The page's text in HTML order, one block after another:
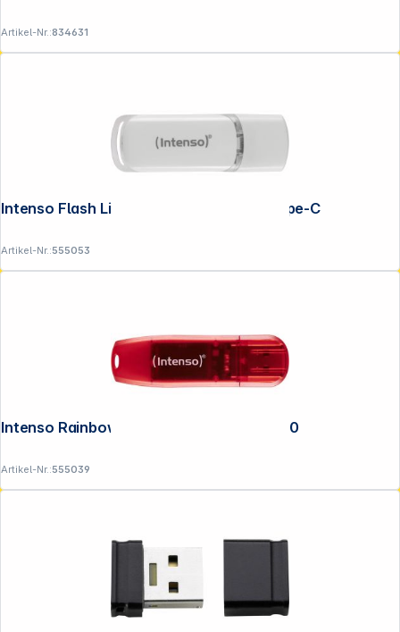
Artikel-Nr.:834631
Intenso Flash Line 64GB USB Stick 3.1 Type-C
Artikel-Nr.:555053
Intenso Rainbow Line 128GB USB Stick 2.0
Artikel-Nr.:555039